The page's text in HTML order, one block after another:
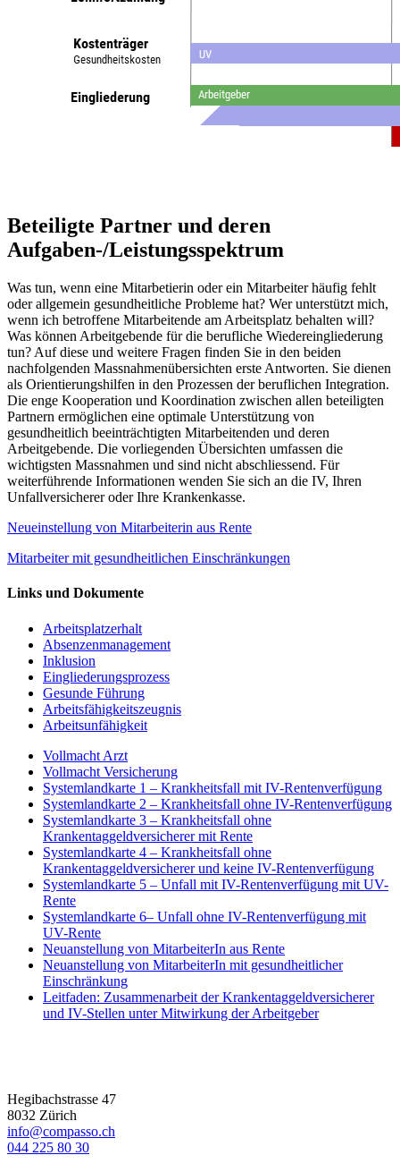
Beteiligte Partner und deren
Aufgaben-/Leistungsspektrum
Was tun, wenn eine Mitarbetierin oder ein Mitarbeiter häufig fehlt
oder allgemein gesundheitliche Probleme hat? Wer unterstützt mich,
wenn ich betroffene Mitarbeitende am Arbeitsplatz behalten will?
Was können Arbeitgebende für die berufliche Wiedereingliederung
tun? Auf diese und weitere Fragen finden Sie in den beiden
nachfolgenden Massnahmenübersichten erste Antworten. Sie dienen
als Orientierungshilfen in den Prozessen der beruflichen Integration.
Die enge Kooperation und Koordination zwischen allen beteiligten
Partnern ermöglichen eine optimale Unterstützung von
gesundheitlich beeinträchtigten Mitarbeitenden und deren
Arbeitgebende. Die vorliegenden Übersichten umfassen die
wichtigsten Massnahmen und sind nicht abschliessend. Für
weiterführende Informationen wenden Sie sich an die IV, Ihren
Unfallversicherer oder Ihre Krankenkasse.
Neueinstellung von Mitarbeiterin aus Rente
Mitarbeiter mit gesundheitlichen Einschränkungen
Links und Dokumente
Arbeitsplatzerhalt
Absenzenmanagement
Inklusion
Eingliederungsprozess
Gesunde Führung
Arbeitsfähigkeitszeugnis
Arbeitsunfähigkeit
Vollmacht Arzt
Vollmacht Versicherung
Systemlandkarte 1 – Krankheitsfall mit IV-Rentenverfügung
Systemlandkarte 2 – Krankheitsfall ohne IV-Rentenverfügung
Systemlandkarte 3 – Krankheitsfall ohne
Krankentaggeldversicherer mit Rente
Systemlandkarte 4 – Krankheitsfall ohne
Krankentaggeldversicherer und keine IV-Rentenverfügung
Systemlandkarte 5 – Unfall mit IV-Rentenverfügung mit UV-
Rente
Systemlandkarte 6– Unfall ohne IV-Rentenverfügung mit
UV-Rente
Neuanstellung von MitarbeiterIn aus Rente
Neuanstellung von MitarbeiterIn mit gesundheitlicher
Einschränkung
Leitfaden: Zusammenarbeit der Krankentaggeldversicherer
und IV-Stellen unter Mitwirkung der Arbeitgeber
Hegibachstrasse 47
8032 Zürich
info@compasso.ch
044 225 80 30